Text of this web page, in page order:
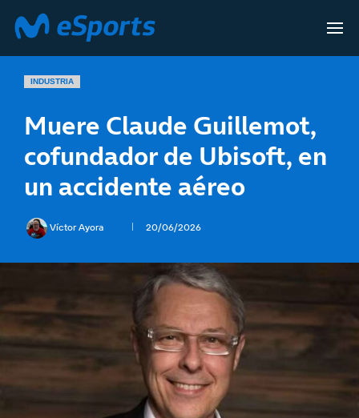
INDUSTRIA
Muere Claude Guillemot,
cofundador de Ubisoft, en
un accidente aéreo
Víctor Ayora 20/06/2026